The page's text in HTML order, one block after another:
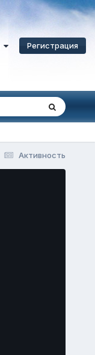
Регистрация
Активность